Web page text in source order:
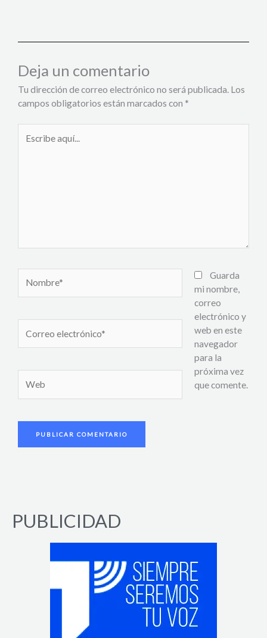
Deja un comentario
Tu dirección de correo electrónico no será publicada. Los
campos obligatorios están marcados con *
aquí...
electrónico*
Guarda
mi nombre,
correo
electrónico y
web en este
navegador
para la
próxima vez
que comente.
PUBLICIDAD